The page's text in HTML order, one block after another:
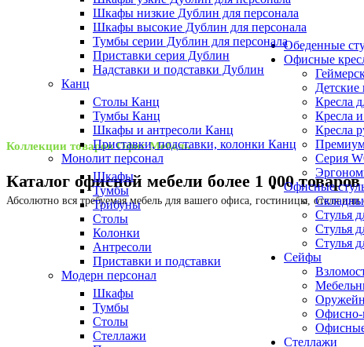
Обеденные
Офисные
Детские
Кресла
Кресла
Кресла
Серия
Офисные
Стулья
Стулья
Стулья
Сейфы
Офисно-
Стеллажи
Шкафы низкие Дублин для персонала
Шкафы высокие Дублин для персонала
Тумбы серии Дублин для персонала
Приставки серия Дублин
Надставки и подставки Дублин
Канц
Столы Канц
Тумбы Канц
Шкафы и антресоли Канц
Приставки, подставки, колонки Канц
Монолит персонал
Шкафы
Тумбы
Трибуны
Столы
Колонки
Антресоли
Приставки и подставки
Модерн персонал
Шкафы
Тумбы
Столы
Стеллажи
Коллекции товаров Офис Мебель
Каталог офисной мебели более 1 000 товаров
Абсолютно вся требуемая мебель для вашего офиса, гостиницы, отеля